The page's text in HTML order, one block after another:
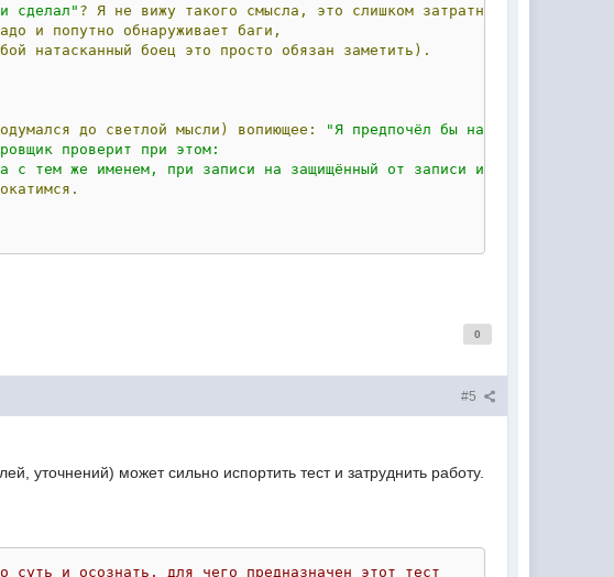
сделал"? Я не вижу такого смысла, это слишком затратно.
и попутно обнаруживает
баги,
натасканный боец это просто обязан заметить).
до светлой мысли) вопиющее:
"Я предпочёл бы написать
проверит при этом:
с тем же именем, при записи на защищённый от записи или
0
#5
уточнений) может сильно испортить тест и затруднить работу.
суть и осознать, для чего предназначен этот тест